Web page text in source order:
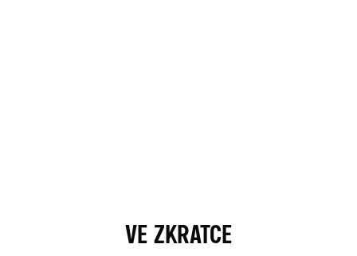
VE ZKRATCE